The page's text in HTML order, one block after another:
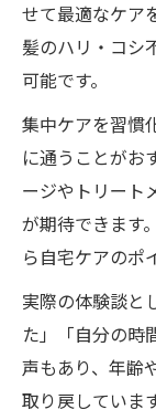
せて最適なケア
髪のハリ・コシ
可能です。
集中ケアを習慣
に通うことがお
ージやトリート
が期待できます
ら自宅ケアのポ
実際の体験談と
た」「自分の時
声もあり、年齢
取り戻していま